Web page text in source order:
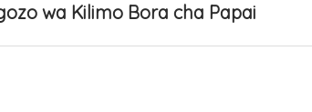
wa Kilimo Bora cha Papai